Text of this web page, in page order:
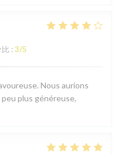
比 : 3/5
Nous aurions
plus généreuse,